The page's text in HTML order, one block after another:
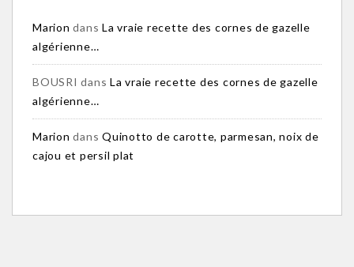
Marion dans La vraie recette des cornes de gazelle
algérienne…
BOUSRI dans La vraie recette des cornes de gazelle
algérienne…
Marion dans Quinotto de carotte, parmesan, noix de
cajou et persil plat